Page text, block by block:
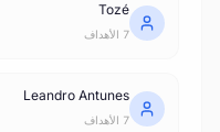
Tozé
7 الأهداف
Leandro Antunes
7 الأهداف